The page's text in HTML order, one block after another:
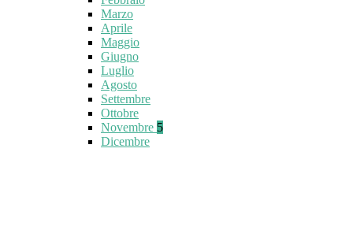
Marzo
Aprile
Maggio
Giugno
Luglio
Agosto
Settembre
Ottobre
Novembre 5
Dicembre